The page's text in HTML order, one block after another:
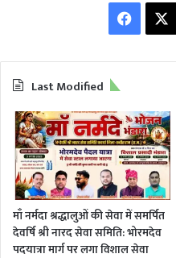
Facebook
Last Modified
माँ नर्मदा श्रद्धालुओं की सेवा में समर्पित
देवर्षि श्री नारद सेवा समिति: भोरमदेव
पदयात्रा मार्ग पर लगा विशाल सेवा